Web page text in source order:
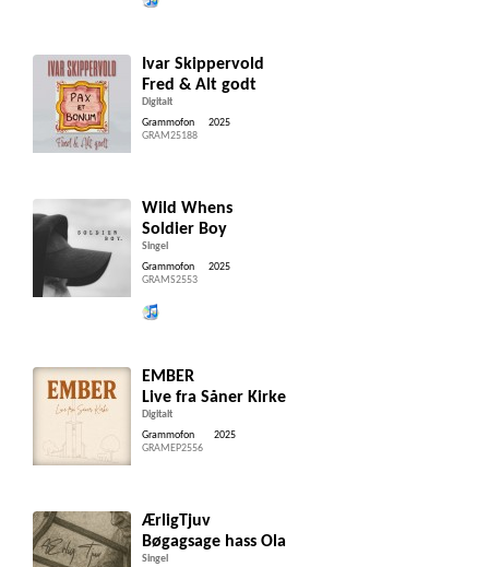
Ivar Skippervold
Fred & Alt godt
Digitalt
Grammofon
GRAM25188
2025
Wild Whens
Soldier Boy
Singel
Grammofon
GRAMS2553
2025
EMBER
Live fra Såner Kirke
Digitalt
Grammofon
GRAMEP2556
2025
ÆrligTjuv
Bøgagsage hass Ola
Singel